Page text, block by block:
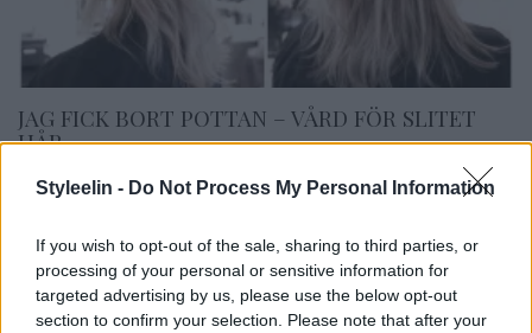
Styleelin - Do Not Process My Personal Information
If you wish to opt-out of the sale, sharing to third parties, or
processing of your personal or sensitive information for
targeted advertising by us, please use the below opt-out
section to confirm your selection. Please note that after your
JAG FICK BORT POTTAN – VÅRD FÖR SLITET
HÅR
Hej finaste ni! Nu är det måndag och nu har hemmet
börjat komma i fas. Eftersom huset är så stort
kommer det ta ett tag att fylla med möbler och piff.
Men vi tar en sak i taget och det kostar också